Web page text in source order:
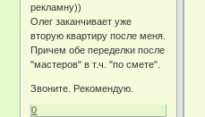
рекламну))
Олег заканчивает уже
вторую квартиру после меня.
Причем обе переделки после
"мастеров" в т.ч. "по смете".
Звоните. Рекомендую.
0